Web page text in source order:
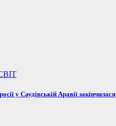
у Саудівській Аравії закінчилася